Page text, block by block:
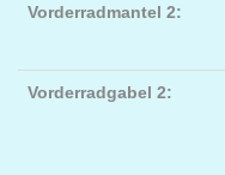
Vorderradmantel 2:
Vorderradgabel 2: